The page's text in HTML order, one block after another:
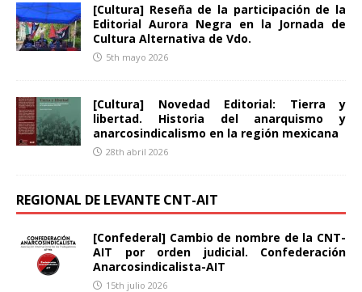
[Cultura] Reseña de la participación de la
Editorial Aurora Negra en la Jornada de
Cultura Alternativa de Vdo.
5th mayo 2026
[Cultura] Novedad Editorial: Tierra y
libertad. Historia del anarquismo y
anarcosindicalismo en la región mexicana
28th abril 2026
REGIONAL DE LEVANTE CNT-AIT
[Confederal] Cambio de nombre de la CNT-
AIT por orden judicial. Confederación
Anarcosindicalista-AIT
15th julio 2026